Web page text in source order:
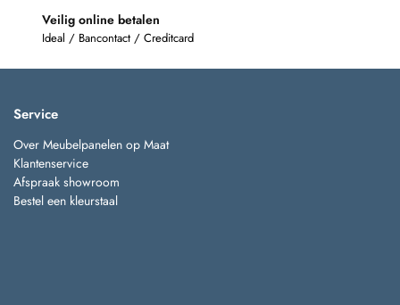
Veilig online betalen
Ideal / Bancontact / Creditcard
Service
Over Meubelpanelen op Maat
Klantenservice
Afspraak showroom
Bestel een kleurstaal